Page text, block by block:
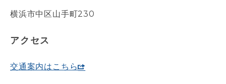
横浜市中区山手町230
アクセス
交通案内はこちら